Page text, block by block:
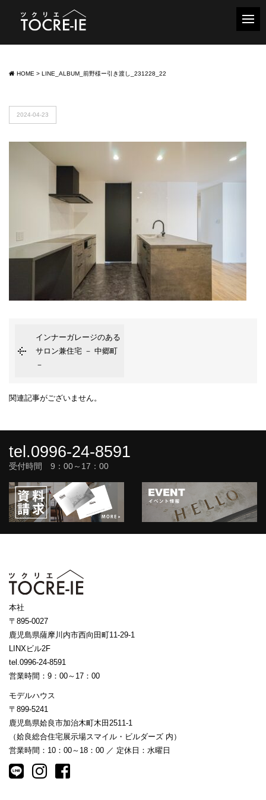
HOME > LINE_ALBUM_前野様ー引き渡し_231228_22
2024-04-23
インナーガレージのある
サロン兼住宅 － 中郷町
－
関連記事がございません。
tel.0996-24-8591
受付時間 9：00～17：00
本社
〒895-0027
鹿児島県薩摩川内市西向田町11-29-1
LINXビル2F
tel.0996-24-8591
営業時間：9：00～17：00
モデルハウス
〒899-5241
鹿児島県姶良市加治木町木田2511-1
（姶良総合住宅展示場スマイル・ビルダーズ 内）
営業時間：10：00～18：00 ／ 定休日：水曜日